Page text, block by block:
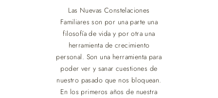
Las Nuevas Constelaciones
Familiares son por una parte una
filosofía de vida y por otra una
herramienta de crecimiento
personal. Son una herramienta para
poder ver y sanar cuestiones de
nuestro pasado que nos bloquean.
En los primeros años de nuestra